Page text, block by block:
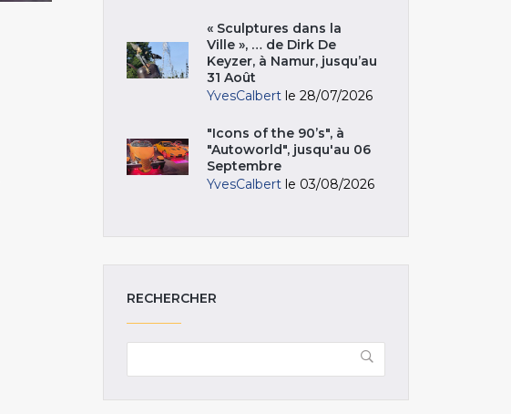
« Sculptures dans la
Ville », … de Dirk De
Keyzer, à Namur, jusqu’au
31 Août
YvesCalbert le 28/07/2026
"Icons of the 90’s", à
"Autoworld", jusqu'au 06
Septembre
YvesCalbert le 03/08/2026
RECHERCHER